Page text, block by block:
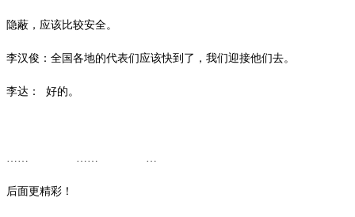
隐蔽，应该比较安全。
李汉俊：全国各地的代表们应该快到了，我们迎接他们去。
李达： 好的。
后面更精彩！